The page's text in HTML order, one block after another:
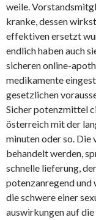
weile.
kranke, dessen
effektiven ersetzt
endlich haben auch
sicheren online-
medikamente
gesetzlichen
Sicher potenzmittel
österreich mit der
minuten oder so. Die
behandelt werden,
schnelle lieferung,
potenzanregend
die schwere einer
auswirkungen auf